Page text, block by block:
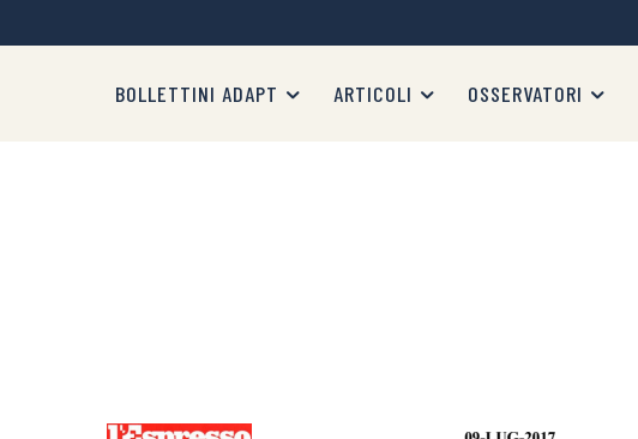
BOLLETTINI ADAPT ARTICOLI OSSERVATORI